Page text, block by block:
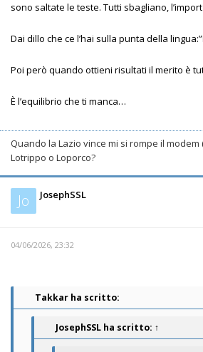
sono saltate le teste. Tutti sbagliano,
Dai dillo che ce l’hai sulla punta della
Poi però quando ottieni risultati il merito è
È l’equilibrio che ti manca…
Quando la Lazio vince mi si rompe il modem
Lotrippo o Loporco?
Jo JosephSSL
04/06/2026, 23:32
Takkar ha scritto:
JosephSSL ha scritto: ↑